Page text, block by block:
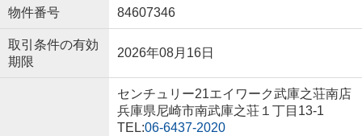
物件番号 84607346
取引条件の有効
期限
2026年08月16日
センチュリー21エイワーク武庫之荘南店
兵庫県尼崎市南武庫之荘１丁目13-1
TEL:06-6437-2020